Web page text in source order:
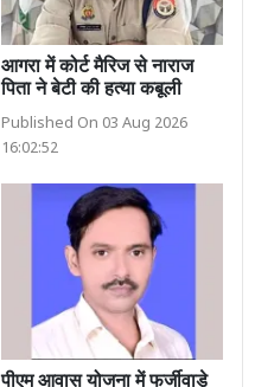
आगरा में कोर्ट मैरिज से नाराज
पिता ने बेटी की हत्या कबूली
Published On 03 Aug 2026
16:02:52